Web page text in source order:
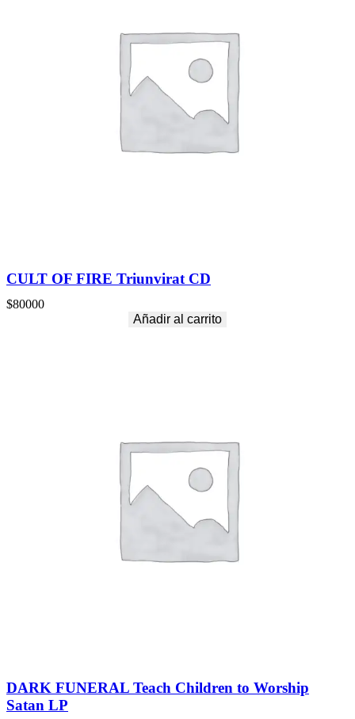
CULT OF FIRE Triunvirat CD
$80000
Añadir al carrito
DARK FUNERAL Teach Children to Worship
Satan LP